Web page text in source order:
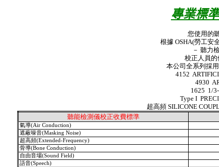
專業標
您使用的聽力檢查儀多久
根據 OSHA(勞工安
－ 聽力檢查儀必須每年
校正人員的儀器設備齊全
本公司全系列採用業界公
4152
4930
1625 1/
Type I
超高頻 SILICONE
聽能檢測儀校正收費標準
氣導(Air Conduction)
遮蔽噪音(Masking Noise)
超高頻(Extended-Frequency)
骨導(Bone Conduction)
自由音場(Sound Field)
語音(Speech)